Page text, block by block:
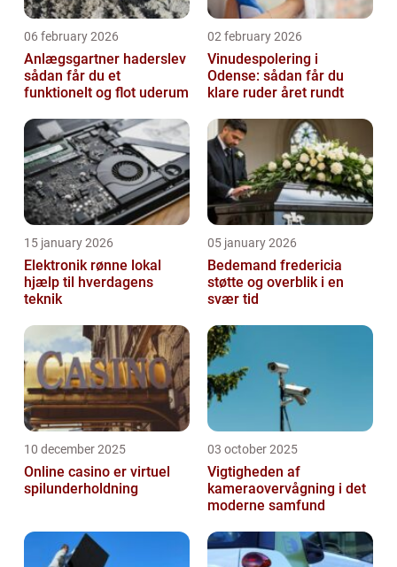
06 february 2026
Anlægsgartner haderslev
sådan får du et
funktionelt og flot uderum
02 february 2026
Vinudespolering i
Odense: sådan får du
klare ruder året rundt
15 january 2026
Elektronik rønne lokal
hjælp til hverdagens
teknik
05 january 2026
Bedemand fredericia
støtte og overblik i en
svær tid
10 december 2025
Online casino er virtuel
spilunderholdning
03 october 2025
Vigtigheden af
kameraovervågning i det
moderne samfund